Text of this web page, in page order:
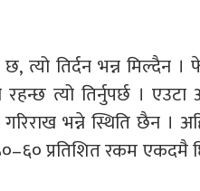
त्यो तिर्दन भन्न मिल्दैन
त्यो तिर्नुपर्छ । एउटा
गरिराख भन्ने स्थिति छैन
प्रतिशित रकम एकदमै